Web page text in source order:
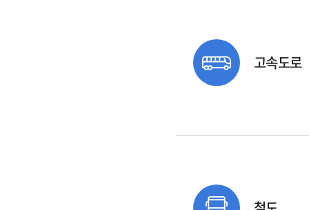
고속도로